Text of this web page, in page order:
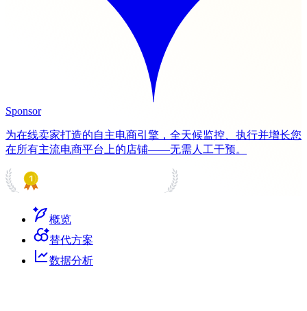
Sponsor
为在线卖家打造的自主电商引擎，全天候监控、执行并增长您
在所有主流电商平台上的店铺——无需人工干预。
概览
替代方案
数据分析